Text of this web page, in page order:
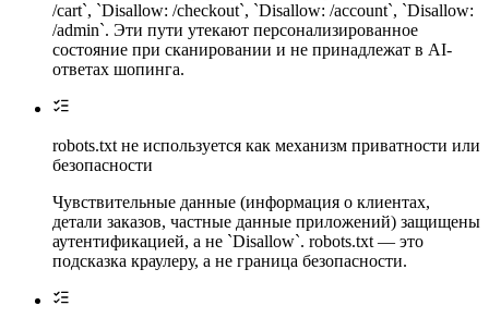
/cart`, `Disallow: /checkout`, `Disallow: /account`, `Disallow:
/admin`. Эти пути утекают персонализированное
состояние при сканировании и не принадлежат в AI-
ответах шопинга.
robots.txt не используется как механизм приватности или
безопасности
Чувствительные данные (информация о клиентах,
детали заказов, частные данные приложений) защищены
аутентификацией, а не `Disallow`. robots.txt — это
подсказка краулеру, а не граница безопасности.